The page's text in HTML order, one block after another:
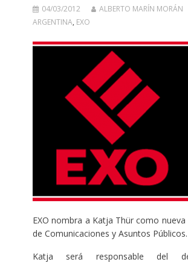
04/03/2012
ALBERTO MARÍN MORÁN
ARGENTINA, EXO
EXO nombra a Katja Thür como nueva
de Comunicaciones y Asuntos Públicos.
Katja será responsable del